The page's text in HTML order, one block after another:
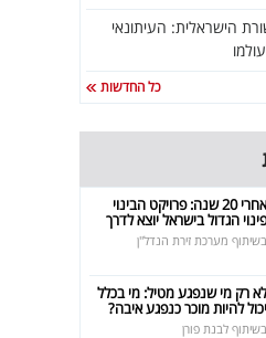
הישראלית: העיתונאי
כל החדשות
אחרי 20 שנה: פרויקט הבינוי
הגדול בישראל יוצא לדרך
בשיתוף מערכת זירת הנדל"ן
רק מי שנפגע מטיל: מי בכלל
יכול להיות מוכר כנפגע איבה?
בשיתוף לבנת פורן